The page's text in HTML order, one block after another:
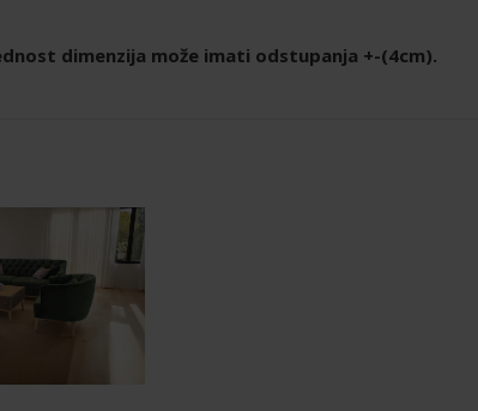
dimenzija može imati odstupanja +-(4cm).